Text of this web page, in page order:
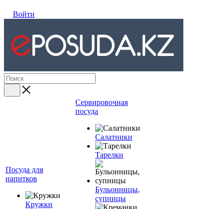
Войти
Посуда для
напитков
Кружки
Сервировочная
посуда
Салатники
Тарелки
Бульонницы,
супницы